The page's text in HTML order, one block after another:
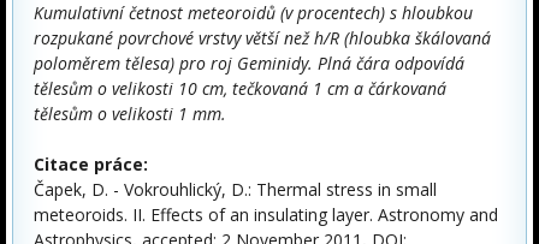
Kumulativní četnost meteoroidů (v procentech) s hloubkou
rozpukané povrchové vrstvy větší než h/R (hloubka škálovaná
poloměrem tělesa) pro roj Geminidy. Plná čára odpovídá
tělesům o velikosti 10 cm, tečkovaná 1 cm a čárkovaná
tělesům o velikosti 1 mm.
Citace práce:
Čapek, D. - Vokrouhlický, D.: Thermal stress in small
meteoroids. II. Effects of an insulating layer. Astronomy and